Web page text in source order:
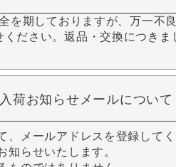
を期しておりますが、万一不
ださい。返品・交換につき
入荷お知らせメールについて
、メールアドレスを登録してく
知らせいたします。